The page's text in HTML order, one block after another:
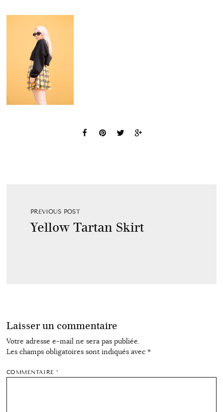
PREVIOUS POST
Yellow Tartan Skirt
Laisser un commentaire
Votre adresse e-mail ne sera pas publiée.
Les champs obligatoires sont indiqués avec *
COMMENTAIRE*